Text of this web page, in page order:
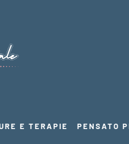
E TERAPIE PENSATO